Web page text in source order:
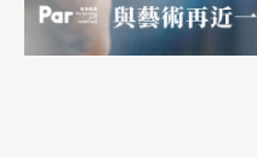
體相舞蹈劇場的《更